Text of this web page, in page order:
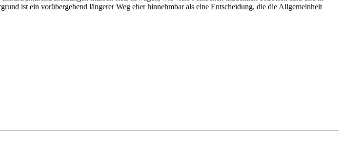
ist ein vorübergehend längerer Weg eher hinnehmbar als eine Entscheidung, die die Allgemeinheit